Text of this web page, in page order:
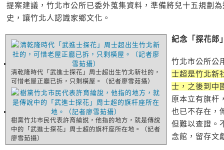
提案建議，竹北市公所已委外蒐集資料，準備將兒十五規劃
史，讓竹北人認識家鄉文化。
清乾隆時代「武進士探花」周士超出生竹北新社的，
可惜老屋正廳已拆，只剩橫屋。（記者廖雪茹攝）
樹黨竹北市民代表許育綸說，他指的地方，就是傳說
中的「武進士探花」周士超的旗杆座所在地。（記者
廖雪茹攝）
紀念「探花郎
竹北市公所公
士超是竹北新
士，之後到中
原本立有旗杆
也已不存在，
但難以查證。
念館，留存文